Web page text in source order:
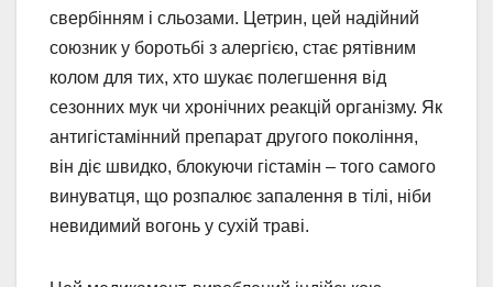
свербінням і сльозами. Цетрин, цей надійний
союзник у боротьбі з алергією, стає рятівним
колом для тих, хто шукає полегшення від
сезонних мук чи хронічних реакцій організму. Як
антигістамінний препарат другого покоління,
він діє швидко, блокуючи гістамін – того самого
винуватця, що розпалює запалення в тілі, ніби
невидимий вогонь у сухій траві.